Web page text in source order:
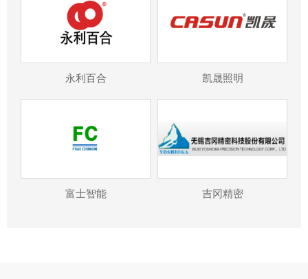
永利百合 凯晟照明
富士智能 吉冈精密